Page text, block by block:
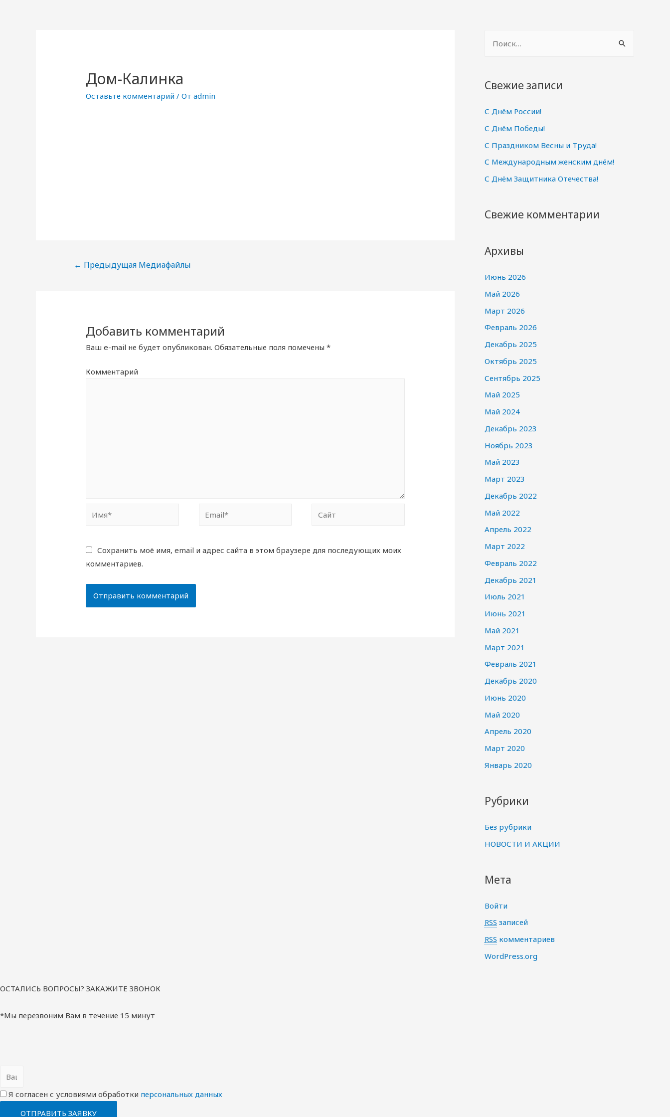
Дом-Калинка
Оставьте комментарий / От admin
Навигация
← Предыдущая Медиафайлы
Добавить комментарий
Ваш e-mail не будет опубликован. Обязательные поля помечены*
Комментарий
Сохранить моё имя, email и адрес сайта в этом браузере для последующих моих
комментариев.
т
:
Свежие записи
С Днём России!
С Днём Победы!
С Праздником Весны и Труда!
С Международным женским днём!
С Днём Защитника Отечества!
Свежие комментарии
Архивы
Июнь 2026
Май 2026
Март 2026
Февраль 2026
Декабрь 2025
Октябрь 2025
Сентябрь 2025
Май 2025
Май 2024
Декабрь 2023
Ноябрь 2023
Май 2023
Март 2023
Декабрь 2022
Май 2022
Апрель 2022
Март 2022
Февраль 2022
Декабрь 2021
Июль 2021
Июнь 2021
Май 2021
Март 2021
Февраль 2021
Декабрь 2020
Июнь 2020
Май 2020
Апрель 2020
Март 2020
Январь 2020
Рубрики
Без рубрики
НОВОСТИ И АКЦИИ
Мета
Войти
RSS записей
RSS комментариев
WordPress.org
ОСТАЛИСЬ ВОПРОСЫ? ЗАКАЖИТЕ ЗВОНОК
*Мы перезвоним Вам в течение 15 минут
Я согласен с условиями обработки перcональных данных
ОТПРАВИТЬ ЗАЯВКУ